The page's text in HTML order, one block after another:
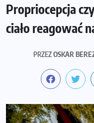
Propriocepcja
ciało reagować
PRZEZOSKAR